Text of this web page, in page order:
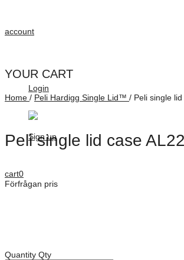
account
Login
Sign up
cart0
YOUR CART
Home / Peli Hardigg Single Lid™ / Peli single
Peli single lid case
Förfrågan pris
Quantity Qty